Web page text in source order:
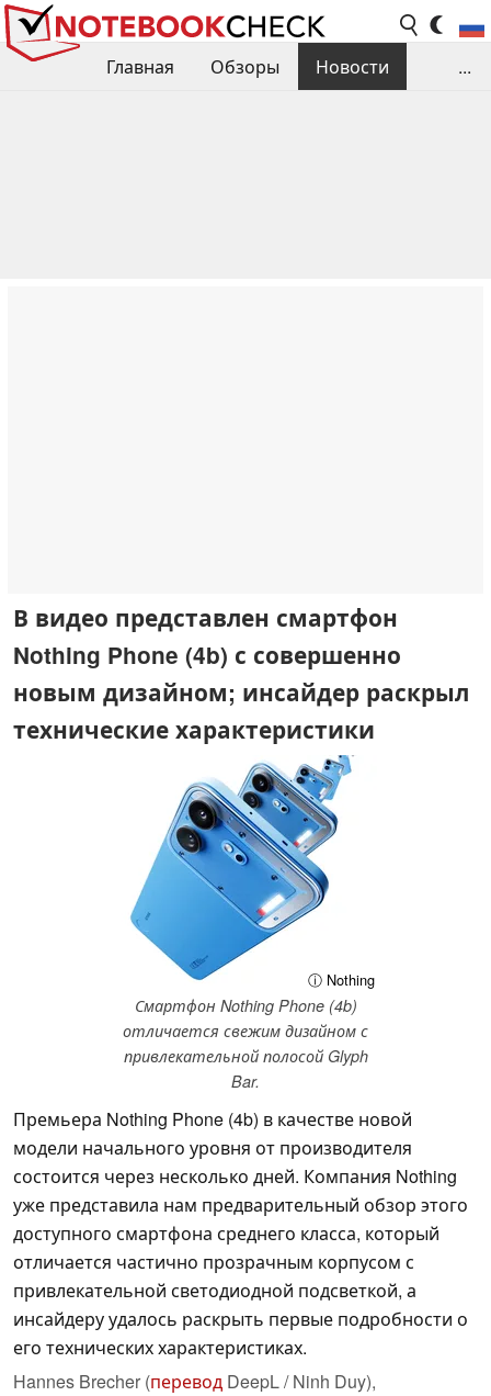
Главная Обзоры
Новости
...
В видео представлен смартфон
Nothing Phone (4b) с совершенно
новым дизайном; инсайдер раскрыл
технические характеристики
ⓘ Nothing
Смартфон Nothing Phone (4b)
отличается свежим дизайном с
привлекательной полосой Glyph
Bar.
Премьера Nothing Phone (4b) в качестве новой
модели начального уровня от производителя
состоится через несколько дней. Компания Nothing
уже представила нам предварительный обзор этого
доступного смартфона среднего класса, который
отличается частично прозрачным корпусом с
привлекательной светодиодной подсветкой, а
инсайдеру удалось раскрыть первые подробности о
его технических характеристиках.
Hannes Brecher (перевод DeepL / Ninh Duy),